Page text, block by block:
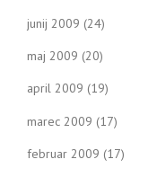
junij 2009 (24)
maj 2009 (20)
april 2009 (19)
marec 2009 (17)
februar 2009 (17)